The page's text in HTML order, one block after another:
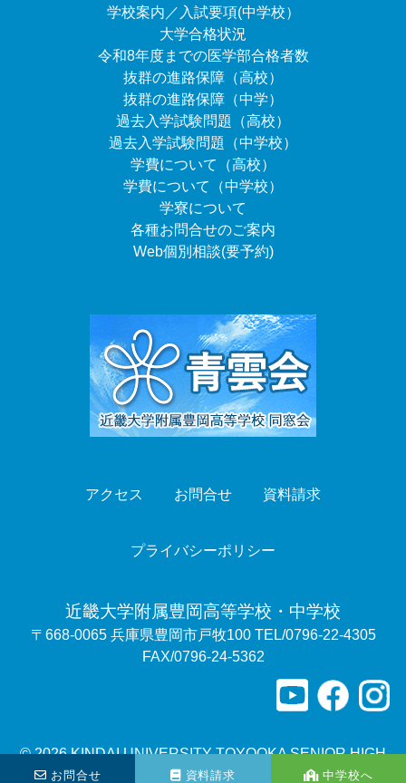
お問合せ 資料請求 中学校へ
学校案内／入試要項(中学校）
大学合格状況
令和8年度までの医学部合格者数
抜群の進路保障（高校）
抜群の進路保障（中学）
過去入学試験問題（高校）
過去入学試験問題（中学校）
学費について（高校）
学費について（中学校）
学寮について
各種お問合せのご案内
Web個別相談(要予約)
アクセス お問合せ 資料請求
プライバシーポリシー
近畿大学附属豊岡高等学校・中学校
〒668-0065 兵庫県豊岡市戸牧100 TEL/0796-22-4305
FAX/0796-24-5362
© 2026 KINDAI UNIVERSITY TOYOOKA SENIOR HIGH
SCHOOL